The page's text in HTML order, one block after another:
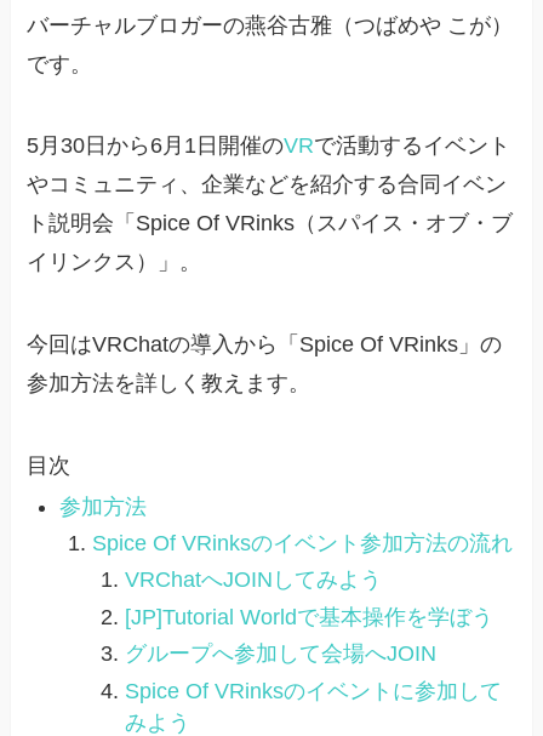
バーチャルブロガーの燕谷古雅（つばめや こが）
です。
5月30日から6月1日開催のVRで活動するイベント
やコミュニティ、企業などを紹介する合同イベン
ト説明会「Spice Of VRinks（スパイス・オブ・ブ
イリンクス）」。
今回はVRChatの導入から「Spice Of VRinks」の
参加方法を詳しく教えます。
目次
参加方法
Spice Of VRinksのイベント参加方法の流れ
VRChatへJOINしてみよう
[JP]Tutorial Worldで基本操作を学ぼう
グループへ参加して会場へJOIN
Spice Of VRinksのイベントに参加して
みよう